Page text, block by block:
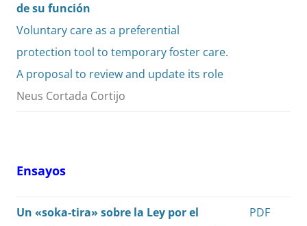
de su función
Voluntary care as a preferential
protection tool to temporary foster care.
A proposal to review and update its role
Neus Cortada Cortijo
Ensayos
Un «soka-tira» sobre la Ley por el
PDF